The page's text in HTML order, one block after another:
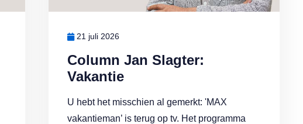
Column Jan Slagter:
Vakantie
21 juli 2026
U hebt het misschien al gemerkt: 'MAX
vakantieman’ is terug op tv. Het programma